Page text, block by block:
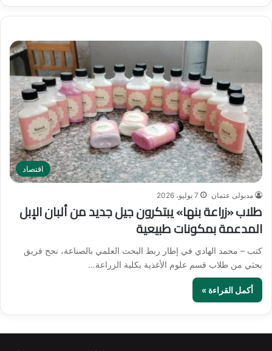
اقتصاد
مدبولى عتمان 7 يوليو، 2026
طلاب «زراعة بنها» يبتكرون جيل جديد من ألبان الإبل
المدعمة بمكونات طبيعية
كتب – محمد الهادي في إطار ربط البحث العلمي بالصناعة، نجح فريق
بحثي من طلاب قسم علوم الأغذية بكلية الزراعة…
أكمل القراءة »